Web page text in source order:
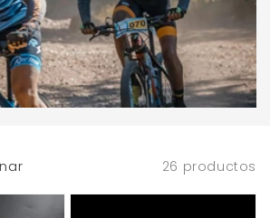
26 productos